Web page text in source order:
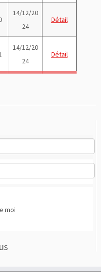
14/12/20
24
Détail
14/12/20
24
Détail
moi